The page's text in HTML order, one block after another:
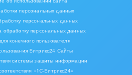
персональных данных
персональных данных
обработку персональных данных
конечного пользователя
Битрикс24 Сайты
системы защиты информации
«1С-Битрикс24»